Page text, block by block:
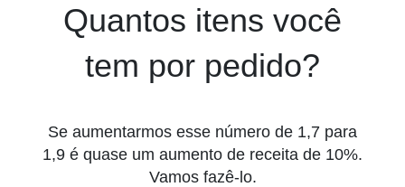
Quantos itens você
tem por pedido?
Se aumentarmos esse número de 1,7 para
1,9 é quase um aumento de receita de 10%.
Vamos fazê-lo.